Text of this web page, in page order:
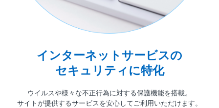
インターネットサービスの
セキュリティに特化
ウイルスや様々な不正行為に対する保護機能を搭載。
サイトが提供するサービスを安心して ご利用いただけます。